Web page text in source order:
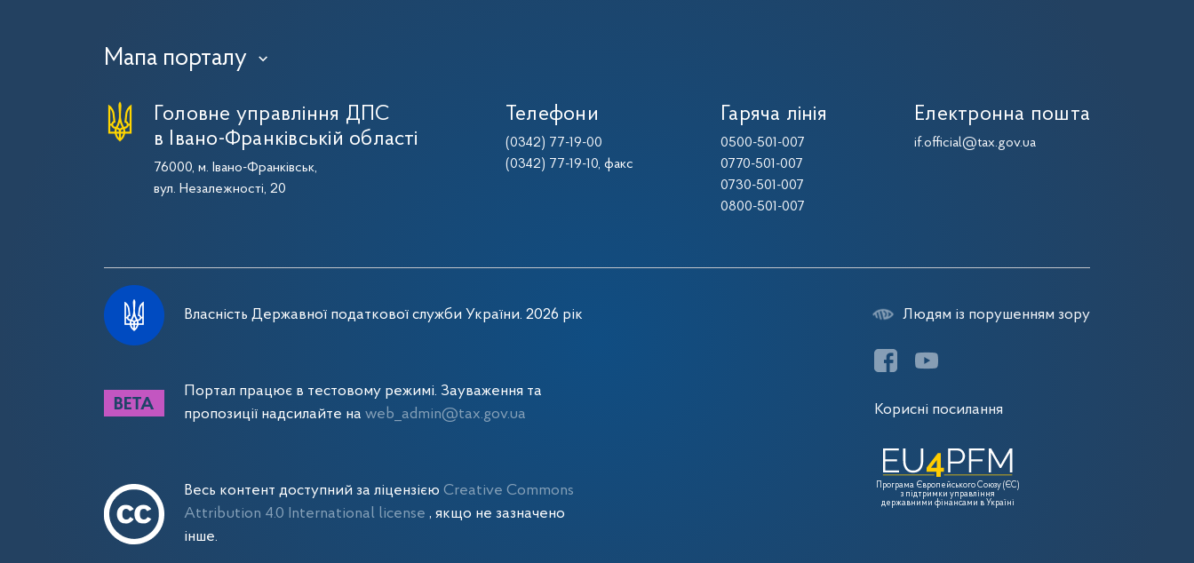
Мапа порталу ›
Головне управління ДПС
в Івано-Франківській області
76000, м. Івано-Франківськ,
вул. Незалежності, 20
Телефони
(0342) 77-19-00
(0342) 77-19-10, факс
Гаряча лінія
0500-501-007
0770-501-007
0730-501-007
0800-501-007
Електронна пошта
if.official@tax.gov.ua
Власність Державної податкової служби України. 2026 рік
Портал працює в тестовому режимі. Зауваження та
пропозиції надсилайте на web_admin@tax.gov.ua
Весь контент доступний за ліцензією Creative Commons
Attribution 4.0 International license , якщо не зазначено
інше.
Людям із порушенням зору
Корисні посилання
Програма Європейського Союзу (ЄС)
з підтримки управління
державними фінансами в Україні